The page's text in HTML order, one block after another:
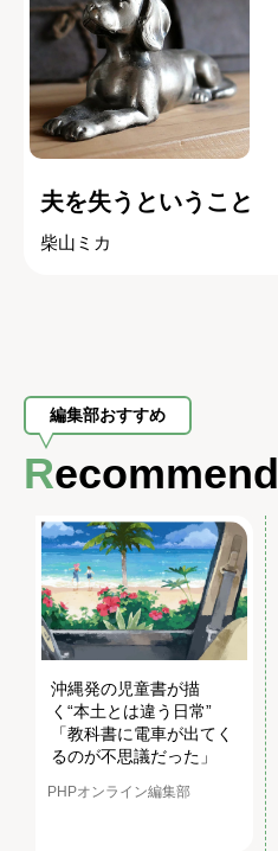
夫を失うということ
柴山ミカ
編集部おすすめ
Recommend
沖縄発の児童書が描
く“本土とは違う日常”
「教科書に電車が出てく
るのが不思議だった」
PHPオンライン編集部